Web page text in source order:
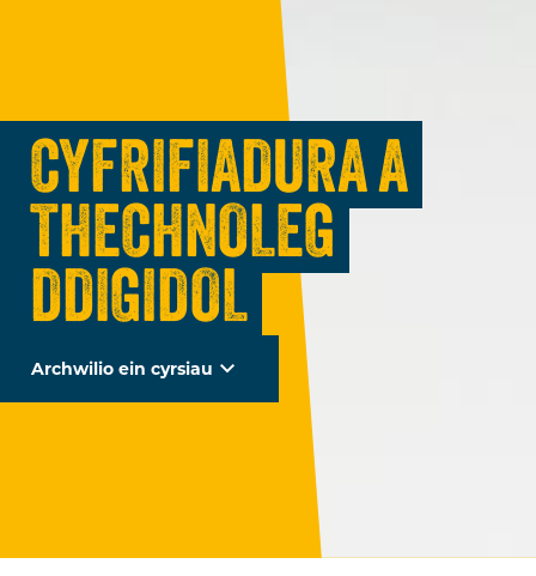
CYFRIFIADURA A
THECHNOLEG
DDIGIDOL
Archwilio ein cyrsiau